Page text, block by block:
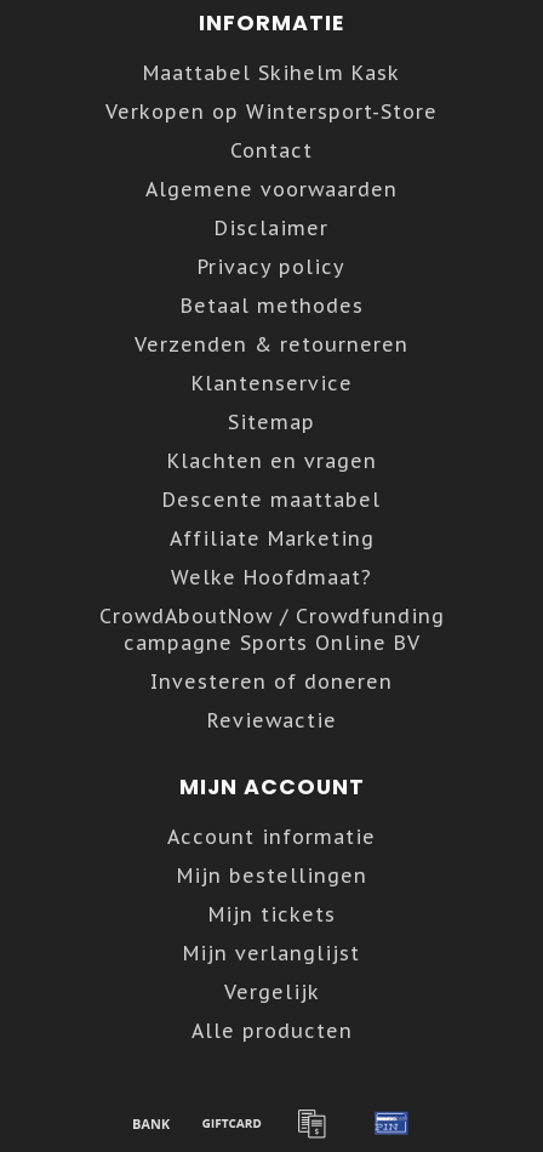
INFORMATIE
Maattabel Skihelm Kask
Verkopen op Wintersport-Store
Contact
Algemene voorwaarden
Disclaimer
Privacy policy
Betaal methodes
Verzenden & retourneren
Klantenservice
Sitemap
Klachten en vragen
Descente maattabel
Affiliate Marketing
Welke Hoofdmaat?
CrowdAboutNow / Crowdfunding
campagne Sports Online BV
Investeren of doneren
Reviewactie
MIJN ACCOUNT
Account informatie
Mijn bestellingen
Mijn tickets
Mijn verlanglijst
Vergelijk
Alle producten